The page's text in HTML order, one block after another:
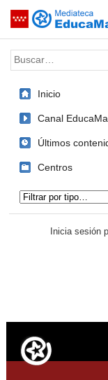
Saltar navegación
Palabra o frase:
Inicio
Canal
Últimos
Centros
Inicia sesión